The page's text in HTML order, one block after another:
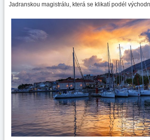
Jadranskou magistrálu, která se klikatí podél